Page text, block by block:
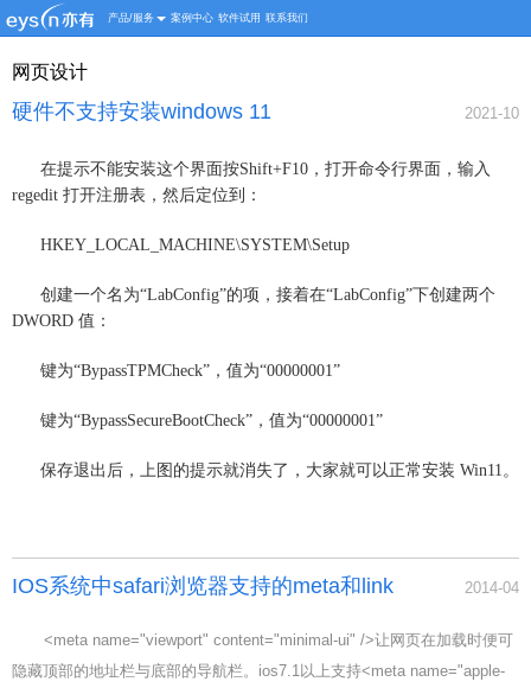
产品/服务 案例中心 软件试用 联系我们
网页设计
硬件不支持安装windows 11 2021-10
在提示不能安装这个界面按Shift+F10，打开命令行界面，输入
regedit 打开注册表，然后定位到：
HKEY_LOCAL_MACHINE\SYSTEM\Setup
创建一个名为“LabConfig”的项，接着在“LabConfig”下创建两个
DWORD 值：
键为“BypassTPMCheck”，值为“00000001”
键为“BypassSecureBootCheck”，值为“00000001”
保存退出后，上图的提示就消失了，大家就可以正常安装 Win11。
IOS系统中safari浏览器支持的meta和link 2014-04
<meta name="viewport" content="minimal-ui" />让网页在加载时便可
隐藏顶部的地址栏与底部的导航栏。ios7.1以上支持<meta name="apple-